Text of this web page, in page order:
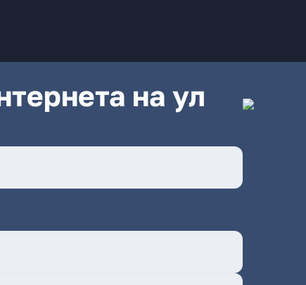
на ул